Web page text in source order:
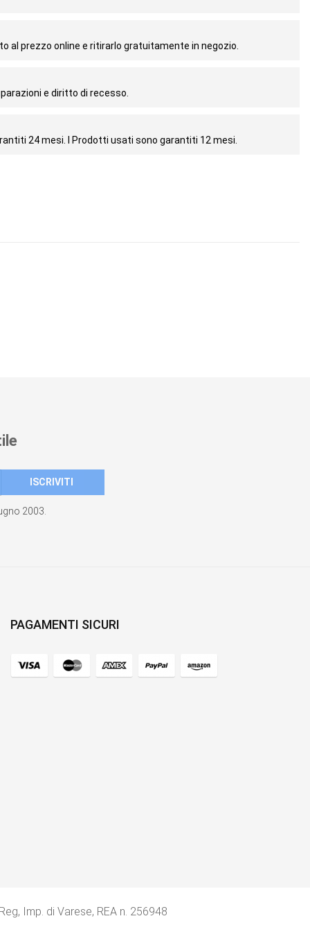
al prezzo online e ritirarlo gratuitamente in negozio.
e diritto di recesso.
24 mesi. I Prodotti usati sono garantiti 12 mesi.
2003.
PAGAMENTI SICURI
Imp. di Varese, REA n. 256948